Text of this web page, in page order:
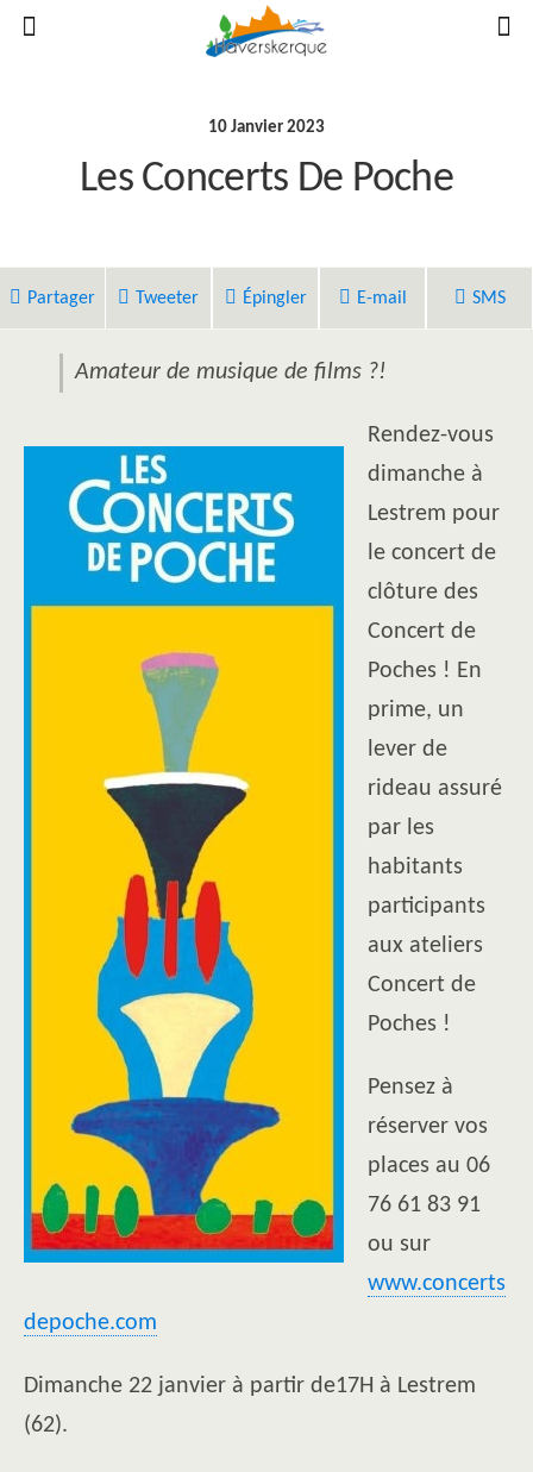
10 Janvier 2023
Les Concerts De Poche
Partager Tweeter Épingler E-mail SMS
Amateur de musique de films ?!
Rendez-vous
dimanche à
Lestrem pour
le concert de
clôture des
Concert de
Poches ! En
prime, un
lever de
rideau assuré
par les
habitants
participants
aux ateliers
Concert de
Poches !
Pensez à
réserver vos
places au 06
76 61 83 91
ou sur
www.concerts
depoche.com
Dimanche 22 janvier à partir de17H à Lestrem
(62).